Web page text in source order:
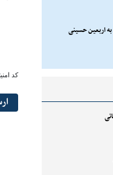
اربعین حسینی
کد